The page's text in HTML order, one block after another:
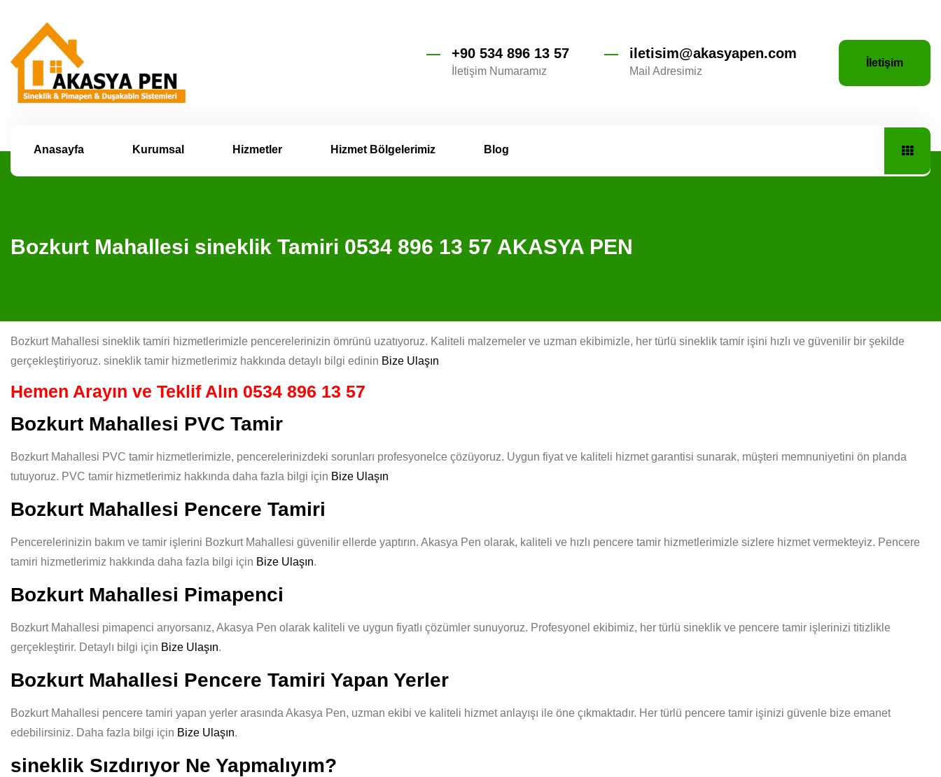
+90 534 896 13 57
İletişim Numaramız
iletisim@akasyapen.com
Mail Adresimiz
İletişim
Anasayfa Kurumsal Hizmetler Hizmet Bölgelerimiz Blog
Bozkurt Mahallesi sineklik Tamiri 0534 896 13 57 AKASYA PEN
Bozkurt Mahallesi sineklik tamiri hizmetlerimizle pencerelerinizin ömrünü uzatıyoruz. Kaliteli malzemeler ve uzman ekibimizle, her türlü sineklik tamir işini hızlı ve güvenilir bir şekilde
gerçekleştiriyoruz. sineklik tamir hizmetlerimiz hakkında detaylı bilgi edinin Bize Ulaşın
Hemen Arayın ve Teklif Alın 0534 896 13 57
Bozkurt Mahallesi PVC Tamir
Bozkurt Mahallesi PVC tamir hizmetlerimizle, pencerelerinizdeki sorunları profesyonelce çözüyoruz. Uygun fiyat ve kaliteli hizmet garantisi sunarak, müşteri memnuniyetini ön planda
tutuyoruz. PVC tamir hizmetlerimiz hakkında daha fazla bilgi için Bize Ulaşın
Bozkurt Mahallesi Pencere Tamiri
Pencerelerinizin bakım ve tamir işlerini Bozkurt Mahallesi güvenilir ellerde yaptırın. Akasya Pen olarak, kaliteli ve hızlı pencere tamir hizmetlerimizle sizlere hizmet vermekteyiz. Pencere
tamiri hizmetlerimiz hakkında daha fazla bilgi için Bize Ulaşın.
Bozkurt Mahallesi Pimapenci
Bozkurt Mahallesi pimapenci arıyorsanız, Akasya Pen olarak kaliteli ve uygun fiyatlı çözümler sunuyoruz. Profesyonel ekibimiz, her türlü sineklik ve pencere tamir işlerinizi titizlikle
gerçekleştirir. Detaylı bilgi için Bize Ulaşın.
Bozkurt Mahallesi Pencere Tamiri Yapan Yerler
Bozkurt Mahallesi pencere tamiri yapan yerler arasında Akasya Pen, uzman ekibi ve kaliteli hizmet anlayışı ile öne çıkmaktadır. Her türlü pencere tamir işinizi güvenle bize emanet
edebilirsiniz. Daha fazla bilgi için Bize Ulaşın.
sineklik Sızdırıyor Ne Yapmalıyım?